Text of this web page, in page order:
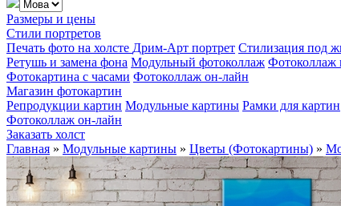
Размеры и цены
Стили портретов
Печать фото на холсте Дрим-Арт портрет Стилизация под
Ретушь и замена фона Модульный фотоколлаж Фотоколлаж
Фотокартина с часами Фотоколлаж он-лайн
Магазин фотокартин
Репродукции картин Модульные картины Рамки для картин
Фотоколлаж он-лайн
Заказать холст
Главная » Модульные картины » Цветы (Фотокартины) »